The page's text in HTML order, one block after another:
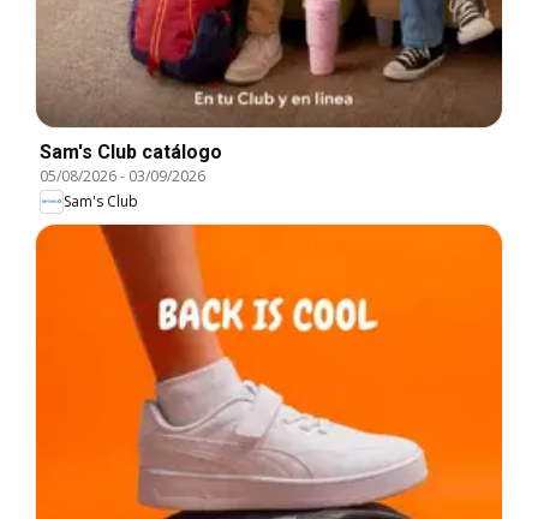
Sam's Club catálogo
05/08/2026- 03/09/2026
Sam's Club